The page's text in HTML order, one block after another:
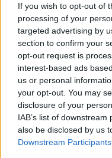
If you wish to opt-out of
processing of your
targeted advertising by
section to confirm your
opt-out request is
interest-based ads
us or personal
your opt-out. You may
disclosure of your
IAB’s list of
also be disclosed by us
Downstream Participants
παρουσίασε
την
2% σε σχέση
αριθμό νέων
ο αριθμός
παρουσίασε
προηγούμενη
σε σχέση με
αριθμό νέων